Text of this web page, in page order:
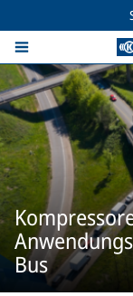
Bus